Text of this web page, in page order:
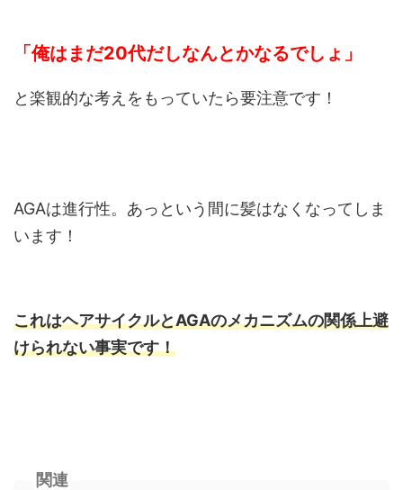
「俺はまだ20代だしなんとかなるでしょ」
と楽観的な考えをもっていたら要注意です！
AGAは進行性。あっという間に髪はなくなってしま
います！
これはヘアサイクルとAGAのメカニズムの関係上避
けられない事実です！
関連